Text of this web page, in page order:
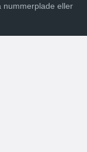
eller